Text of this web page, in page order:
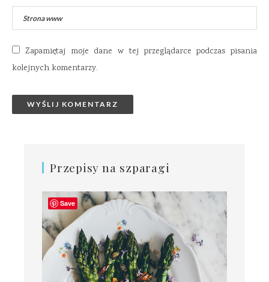
Zapamiętaj moje dane w tej przeglądarce podczas pisania
kolejnych komentarzy.
Przepisy na szparagi
Save